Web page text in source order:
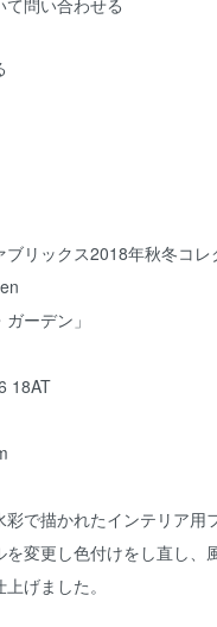
て問い合わせる
ブリックス2018年秋冬コレ
ガーデン」
18AT
彩で描かれたインテリア用
を変更し色付けをし直し、
げました。